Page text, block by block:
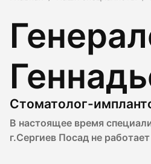
Стоматолог-
В настоящее время
г.Сергиев Посад не работает